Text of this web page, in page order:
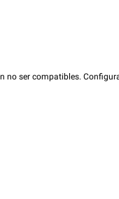
no ser compatibles.